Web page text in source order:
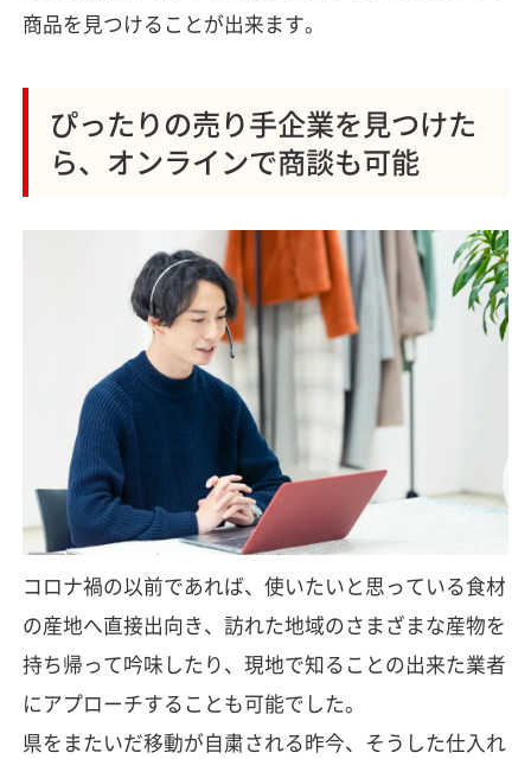
商品を見つけることが出来ます。
ぴったりの売り手企業を見つけた
ら、オンラインで商談も可能
コロナ禍の以前であれば、使いたいと思っている食材
の産地へ直接出向き、訪れた地域のさまざまな産物を
持ち帰って吟味したり、現地で知ることの出来た業者
にアプローチすることも可能でした。
県をまたいだ移動が自粛される昨今、そうした仕入れ